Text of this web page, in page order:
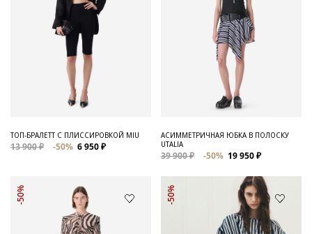
ТОП-БРАЛЕТТ С ПЛИССИРОВКОЙ MIU
13 900 ₽ -50% 6 950 ₽
АСИММЕТРИЧНАЯ ЮБКА В ПОЛОСКУ
UTALIA
39 900 ₽ -50% 19 950 ₽
-50% -50%